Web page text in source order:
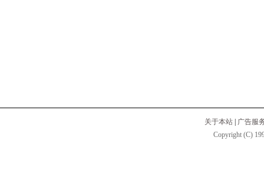
关于本站
广告服
Copyright (C)